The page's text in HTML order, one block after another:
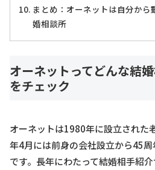
まとめ：オーネットは自分か
婚相談所
オーネットってどんな結
をチェック
オーネットは1980年に設立された
年4月には前身の会社設立から45
です。長年にわたって結婚相手紹